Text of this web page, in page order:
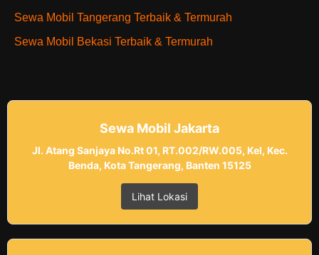
Sewa Mobil Tangerang Terbaik & Termurah
Sewa Mobil Bekasi Terbaik & Termurah
Sewa Mobil Jakarta
Jl. Atang Sanjaya No.Rt 01, RT.002/RW.005, Kel, Kec.
Benda, Kota Tangerang, Banten 15125
Lihat Lokasi